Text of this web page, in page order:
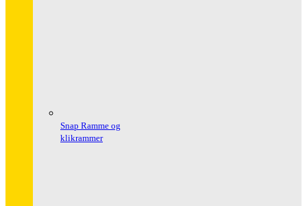
Snap Ramme og
klikrammer